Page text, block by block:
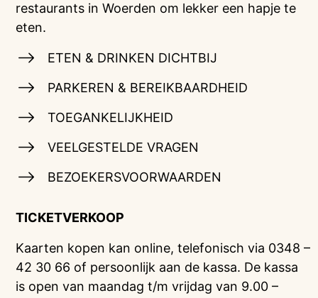
restaurants in Woerden om lekker een hapje te
eten.
ETEN & DRINKEN DICHTBIJ
PARKEREN & BEREIKBAARDHEID
TOEGANKELIJKHEID
VEELGESTELDE VRAGEN
BEZOEKERSVOORWAARDEN
TICKETVERKOOP
Kaarten kopen kan online, telefonisch via 0348 –
42 30 66 of persoonlijk aan de kassa. De kassa
is open van maandag t/m vrijdag van 9.00 –